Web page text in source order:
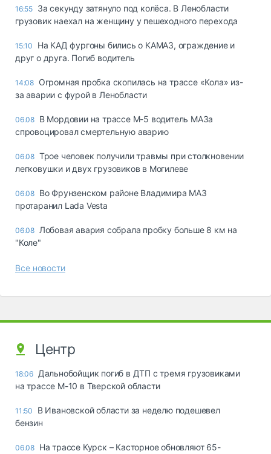
16:55 За секунду затянуло под колёса. В Ленобласти
грузовик наехал на женщину у пешеходного перехода
15:10
На КАД фургоны бились о КАМАЗ, ограждение и
друг о друга. Погиб водитель
14:08 Огромная пробка скопилась на трассе «Кола» из-
за аварии с фурой в Ленобласти
06.08 В Мордовии на трассе М-5 водитель МАЗа
спровоцировал смертельную аварию
06.08 Трое человек получили травмы при столкновении
легковушки и двух грузовиков в Могилеве
06.08 Во Фрунзенском районе Владимира МАЗ
протаранил Lada Vesta
06.08 Лобовая авария собрала пробку больше 8 км на
"Коле"
Все новости
Центр
18:06 Дальнобойщик погиб в ДТП с тремя грузовиками
на трассе М-10 в Тверской области
11:50
В Ивановской области за неделю подешевел
бензин
06.08 На трассе Курск – Касторное обновляют 65-